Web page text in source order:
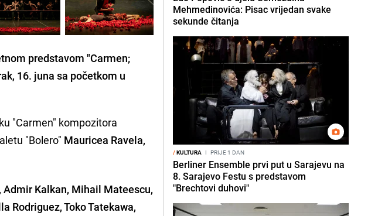
predstavom "Carmen;
16. juna sa početkom u
"Carmen" kompozitora
"Bolero" Mauricea Ravela,
Kalkan, Mihail Mateescu,
Rodriguez, Toko Tatekawa,
Mehmedinovića: Pisac vrijedan svake
sekunde čitanja
/KULTURA I PRIJE 1 DAN
Berliner Ensemble prvi put u Sarajevu na
8. Sarajevo Festu s predstavom
"Brechtovi duhovi"